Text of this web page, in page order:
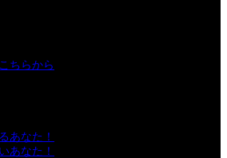
ちらから
あなた！
あなた！